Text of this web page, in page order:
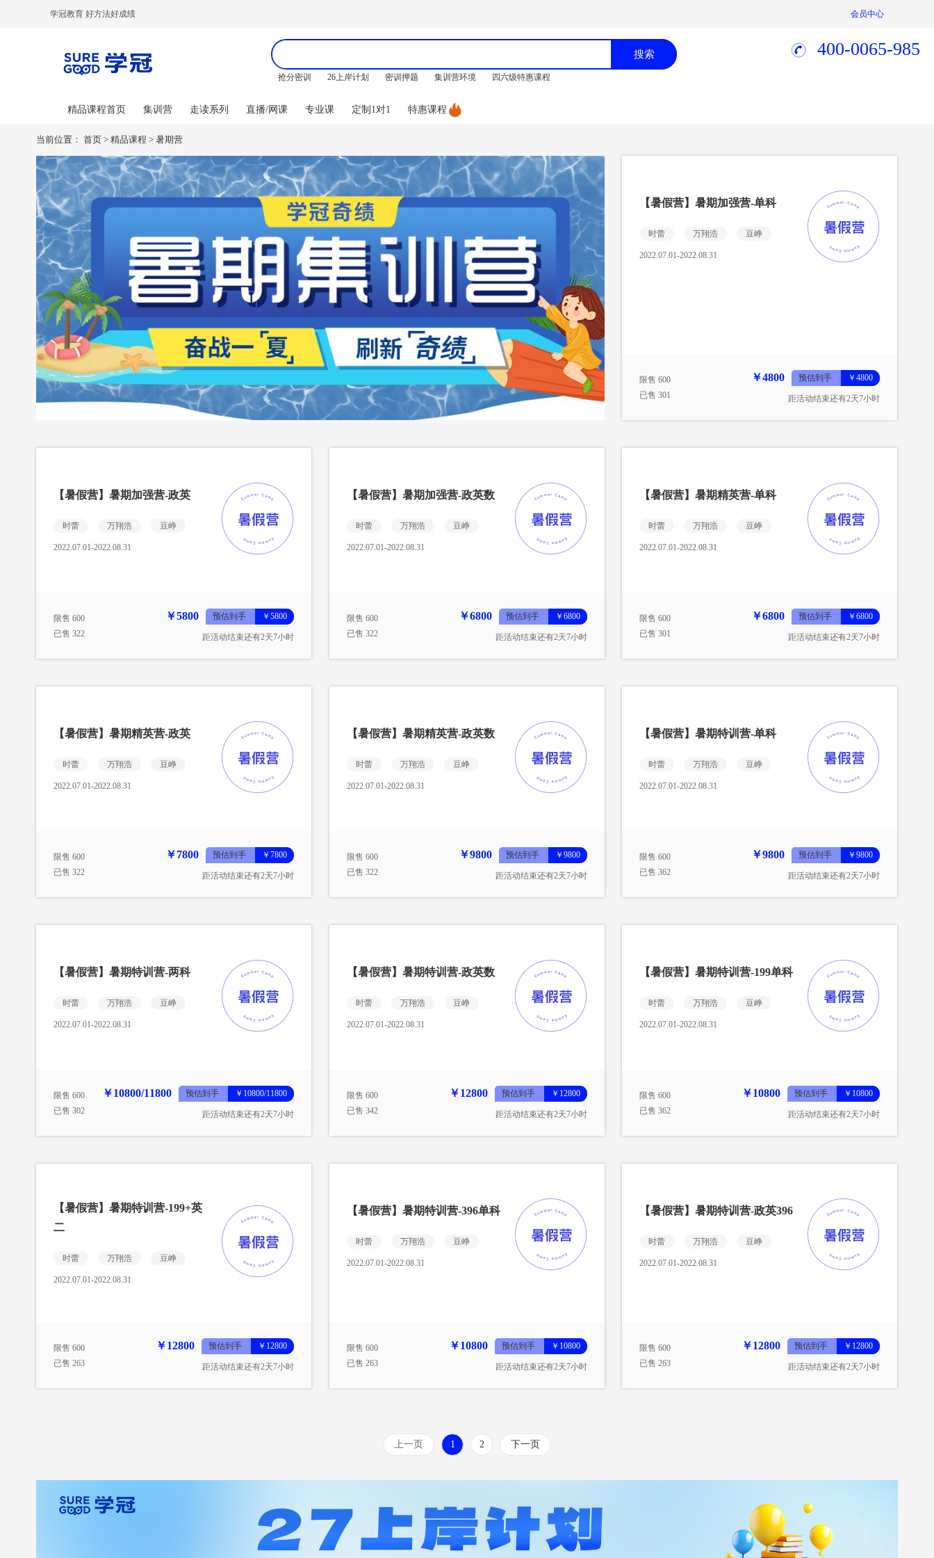
学冠教育 好方法好成绩 会员中心
搜索
抢分密训 26上岸计划 密训押题 集训营环境 四六级特惠课程
400-0065-985
精品课程首页 集训营 走读系列 直播/网课 专业课 定制1对1 特惠课程
当前位置： 首页 > 精品课程 > 暑期营
【暑假营】暑期加强营-单科
时蕾 万翔浩 豆峥
2022.07.01-2022.08.31
限售 600
已售 301
￥4800 预估到手 ￥4800
距活动结束还有2天7小时
【暑假营】暑期加强营-政英
时蕾 万翔浩 豆峥
2022.07.01-2022.08.31
限售 600
已售 322
￥5800 预估到手 ￥5800
距活动结束还有2天7小时
【暑假营】暑期加强营-政英数
时蕾 万翔浩 豆峥
2022.07.01-2022.08.31
限售 600
已售 322
￥6800 预估到手 ￥6800
距活动结束还有2天7小时
【暑假营】暑期精英营-单科
时蕾 万翔浩 豆峥
2022.07.01-2022.08.31
限售 600
已售 301
￥6800 预估到手 ￥6800
距活动结束还有2天7小时
【暑假营】暑期精英营-政英
时蕾 万翔浩 豆峥
2022.07.01-2022.08.31
限售 600
已售 322
￥7800 预估到手 ￥7800
距活动结束还有2天7小时
【暑假营】暑期精英营-政英数
时蕾 万翔浩 豆峥
2022.07.01-2022.08.31
限售 600
已售 322
￥9800 预估到手 ￥9800
距活动结束还有2天7小时
【暑假营】暑期特训营-单科
时蕾 万翔浩 豆峥
2022.07.01-2022.08.31
限售 600
已售 362
￥9800 预估到手 ￥9800
距活动结束还有2天7小时
【暑假营】暑期特训营-两科
时蕾 万翔浩 豆峥
2022.07.01-2022.08.31
限售 600
已售 302
￥10800/11800 预估到手 ￥10800/11800
距活动结束还有2天7小时
【暑假营】暑期特训营-政英数
时蕾 万翔浩 豆峥
2022.07.01-2022.08.31
限售 600
已售 342
￥12800 预估到手 ￥12800
距活动结束还有2天7小时
【暑假营】暑期特训营-199单科
时蕾 万翔浩 豆峥
2022.07.01-2022.08.31
限售 600
已售 362
￥10800 预估到手 ￥10800
距活动结束还有2天7小时
【暑假营】暑期特训营-199+英
二
时蕾 万翔浩 豆峥
2022.07.01-2022.08.31
限售 600
已售 263
￥12800 预估到手 ￥12800
距活动结束还有2天7小时
【暑假营】暑期特训营-396单科
时蕾 万翔浩 豆峥
2022.07.01-2022.08.31
限售 600
已售 263
￥10800 预估到手 ￥10800
距活动结束还有2天7小时
【暑假营】暑期特训营-政英396
时蕾 万翔浩 豆峥
2022.07.01-2022.08.31
限售 600
已售 263
￥12800 预估到手 ￥12800
距活动结束还有2天7小时
上一页 1 2 下一页